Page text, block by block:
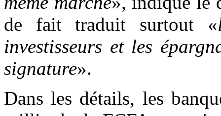
de fait traduit surtout «
investisseurs et les
signature».
Dans les détails, les